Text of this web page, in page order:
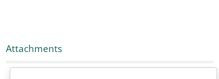
Attachments